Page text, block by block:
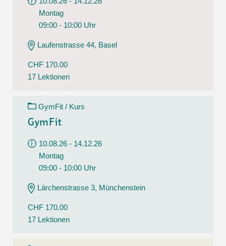
Montag
09:00 - 10:00 Uhr
Laufenstrasse 44, Basel
CHF 170.00
17 Lektionen
GymFit / Kurs
GymFit
10.08.26 - 14.12.26
Montag
09:00 - 10:00 Uhr
Lärchenstrasse 3, Münchenstein
CHF 170.00
17 Lektionen